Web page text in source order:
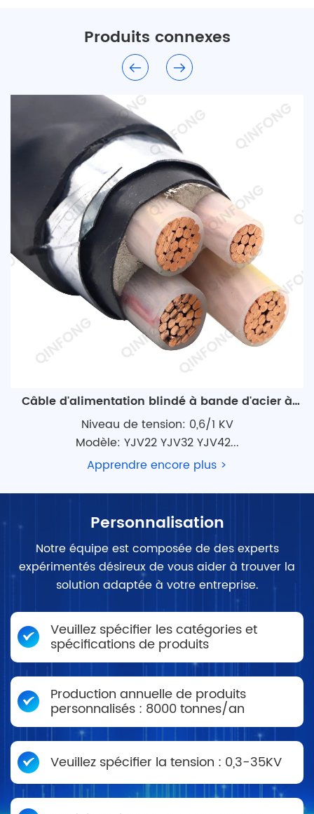
Produits connexes
Câble d'alimentation blindé à bande d'acier à
conducteur en cuivre
Niveau de tension: 0,6/1 KV
Modèle: YJV22 YJV32 YJV42...
Apprendre encore plus >
Personnalisation
Notre équipe est composée de des experts
expérimentés désireux de vous aider à trouver la
solution adaptée à votre entreprise.
Veuillez spécifier les catégories et
spécifications de produits
Production annuelle de produits
personnalisés : 8000 tonnes/an
Veuillez spécifier la tension : 0,3-35KV